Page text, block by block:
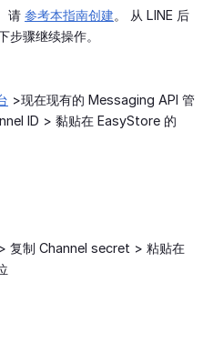
请 参考本指南创建。 从 LINE 后
步骤继续操作。
>现在现有的 Messaging API 管
ID > 黏贴在 EasyStore 的
复制 Channel secret > 粘贴在